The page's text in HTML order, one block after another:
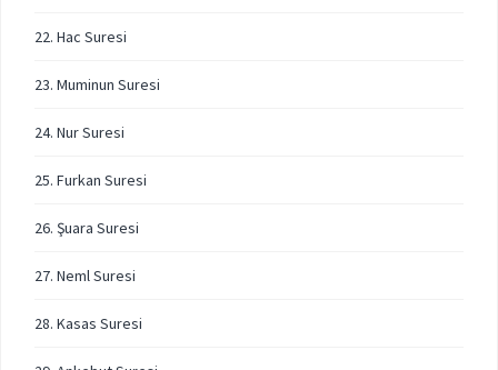
22. Hac Suresi
23. Muminun Suresi
24. Nur Suresi
25. Furkan Suresi
26. Şuara Suresi
27. Neml Suresi
28. Kasas Suresi